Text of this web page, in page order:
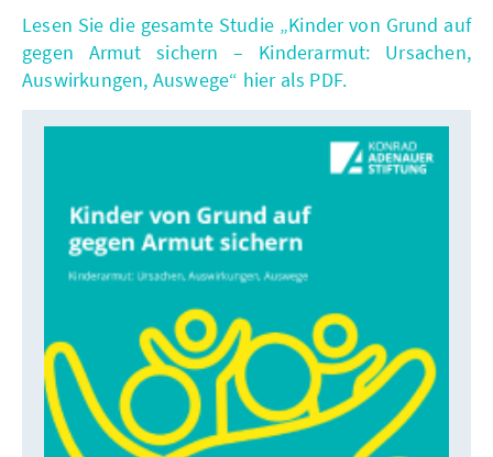
Lesen Sie die gesamte Studie „Kinder von Grund auf
gegen Armut sichern – Kinderarmut: Ursachen,
Auswirkungen, Auswege“ hier als PDF.